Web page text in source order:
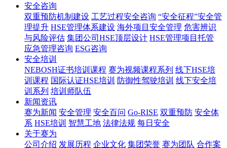
安全咨询
双重预防机制建设 工艺过程安全咨询 “安全征程”安全管
理提升 HSE管理体系建设 海外项目安全管理 危害辨识
与风险评估 集团公司HSE顶层设计 HSE管理项目托管
应急管理咨询 ESG咨询
安全培训
NEBOSH证书培训课程 赛为视频课程系列 线下HSE培
训课程 国际认证HSE培训 防御性驾驶培训 线下安全培
训系列 培训师队伍
新闻资讯
赛为新闻 安全管理 安全百问 Go-RISE 双重预防 安全体
系 HSE培训 智慧工地 法律法规 每日安全
关于赛为
公司介绍 发展历程 企业文化 集团荣誉 赛为团队 合作案